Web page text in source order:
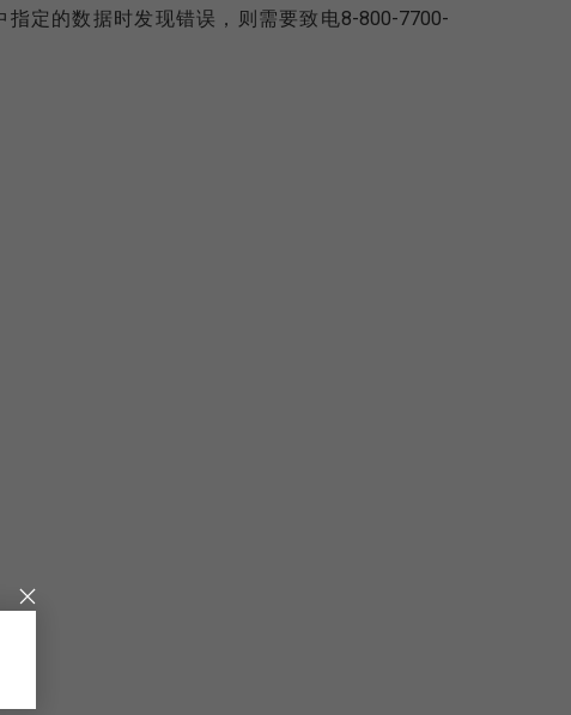
定的数据时发现错误，则需要致电8-800-7700-